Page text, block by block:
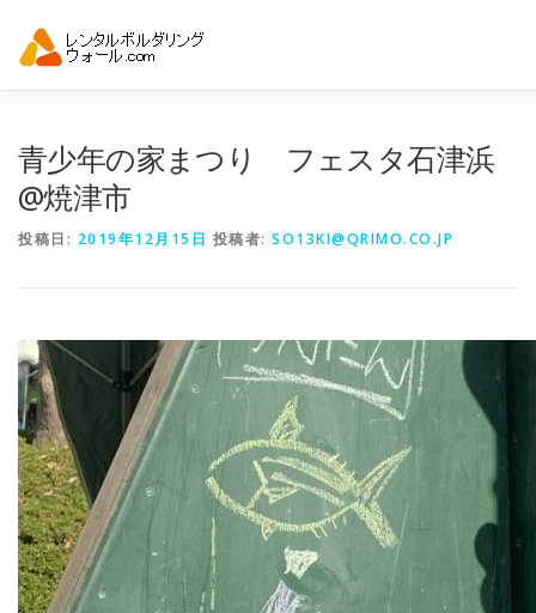
青少年の家まつり フェスタ石津浜
@焼津市
投稿日: 2019年12月15日 投稿者: SO13KI@QRIMO.CO.JP